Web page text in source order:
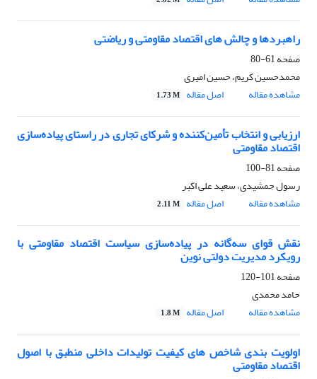
راهبردها و چالش های اقتصاد مقاومتی و ریاضتی
صفحه61-80
محمدحسین کریم، حسین امیری
مشاهده مقاله
اصل مقاله 1.73 M
ارزیابی و انتخاب تأمین‌کننده و شرکای تجاری در راستای پیاده‌سازی
اقتصاد مقاومتی
صفحه81-100
رسول جمشیدی، سعید علی اکبر
مشاهده مقاله
اصل مقاله 2.11 M
نقش قوای سه‌گانه در پیاده‌سازی سیاست اقتصاد مقاومتی با
رویکرد مدیریت دولتی نوین
صفحه101-120
حامد محمدی
مشاهده مقاله
اصل مقاله 1.8 M
اولویت بندی شاخص های کیفیت تولیدات داخلی منطبق با اصول
اقتصاد مقاومتی